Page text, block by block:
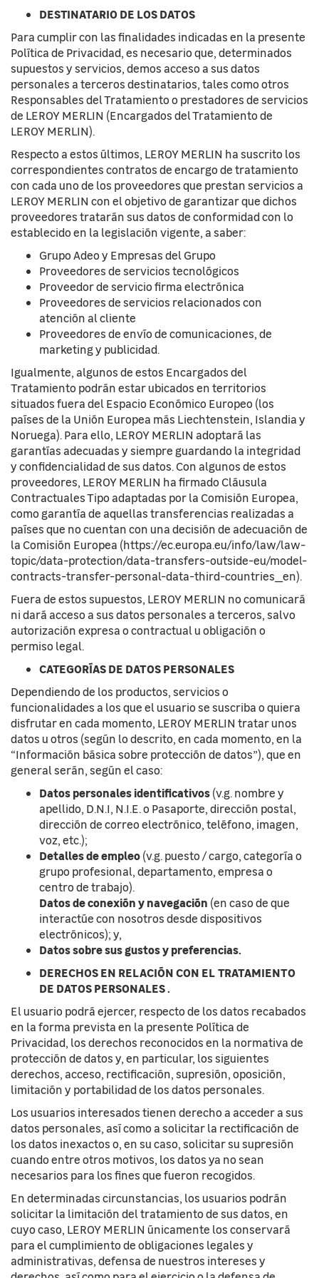
DESTINATARIO DE LOS DATOS
Para cumplir con las finalidades indicadas en la presente
Política de Privacidad, es necesario que, determinados
supuestos y servicios, demos acceso a sus datos
personales a terceros destinatarios, tales como otros
Responsables del Tratamiento o prestadores de servicios
de LEROY MERLIN (Encargados del Tratamiento de
LEROY MERLIN).
Respecto a estos últimos, LEROY MERLIN ha suscrito los
correspondientes contratos de encargo de tratamiento
con cada uno de los proveedores que prestan servicios a
LEROY MERLIN con el objetivo de garantizar que dichos
proveedores tratarán sus datos de conformidad con lo
establecido en la legislación vigente, a saber:
Grupo Adeo y Empresas del Grupo
Proveedores de servicios tecnológicos
Proveedor de servicio firma electrónica
Proveedores de servicios relacionados con
atención al cliente
Proveedores de envío de comunicaciones, de
marketing y publicidad.
Igualmente, algunos de estos Encargados del
Tratamiento podrán estar ubicados en territorios
situados fuera del Espacio Económico Europeo (los
países de la Unión Europea más Liechtenstein, Islandia y
Noruega). Para ello, LEROY MERLIN adoptará las
garantías adecuadas y siempre guardando la integridad
y confidencialidad de sus datos. Con algunos de estos
proveedores, LEROY MERLIN ha firmado Cláusula
Contractuales Tipo adaptadas por la Comisión Europea,
como garantía de aquellas transferencias realizadas a
países que no cuentan con una decisión de adecuación de
la Comisión Europea (https://ec.europa.eu/info/law/law-
topic/data-protection/data-transfers-outside-eu/model-
contracts-transfer-personal-data-third-countries_en).
Fuera de estos supuestos, LEROY MERLIN no comunicará
ni dará acceso a sus datos personales a terceros, salvo
autorización expresa o contractual u obligación o
permiso legal.
CATEGORÍAS DE DATOS PERSONALES
Dependiendo de los productos, servicios o
funcionalidades a los que el usuario se suscriba o quiera
disfrutar en cada momento, LEROY MERLIN tratar unos
datos u otros (según lo descrito, en cada momento, en la
“Información básica sobre protección de datos”), que en
general serán, según el caso:
Datos personales identificativos(v.g. nombre y
apellido, D.N.I, N.I.E. o Pasaporte, dirección postal,
dirección de correo electrónico, teléfono, imagen,
voz, etc.);
Detalles de empleo(v.g. puesto / cargo, categoría o
grupo profesional, departamento, empresa o
centro de trabajo).
Datos de conexión y navegación (en caso de que
interactúe con nosotros desde dispositivos
electrónicos); y,
Datos sobre sus gustos y preferencias.
DERECHOS EN RELACIÓN CON EL TRATAMIENTO
DE DATOS PERSONALES .
El usuario podrá ejercer, respecto de los datos recabados
en la forma prevista en la presente Política de
Privacidad, los derechos reconocidos en la normativa de
protección de datos y, en particular, los siguientes
derechos, acceso, rectificación, supresión, oposición,
limitación y portabilidad de los datos personales.
Los usuarios interesados tienen derecho a acceder a sus
datos personales, así como a solicitar la rectificación de
los datos inexactos o, en su caso, solicitar su supresión
cuando entre otros motivos, los datos ya no sean
necesarios para los fines que fueron recogidos.
En determinadas circunstancias, los usuarios podrán
solicitar la limitación del tratamiento de sus datos, en
cuyo caso, LEROY MERLIN únicamente los conservará
para el cumplimiento de obligaciones legales y
administrativas, defensa de nuestros intereses y